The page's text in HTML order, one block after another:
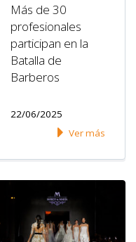
Más de 30
profesionales
participan en la
Batalla de
Barberos
22/06/2025
Ver más